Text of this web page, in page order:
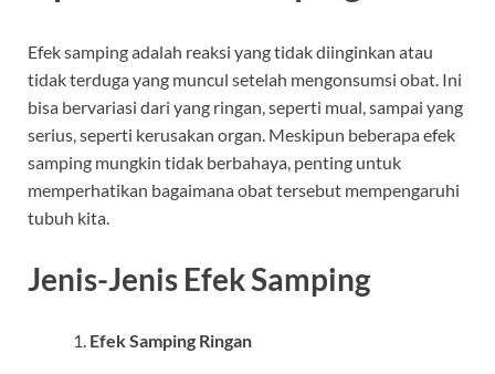
Efek samping adalah reaksi yang tidak diinginkan atau
tidak terduga yang muncul setelah mengonsumsi obat. Ini
bisa bervariasi dari yang ringan, seperti mual, sampai yang
serius, seperti kerusakan organ. Meskipun beberapa efek
samping mungkin tidak berbahaya, penting untuk
memperhatikan bagaimana obat tersebut mempengaruhi
tubuh kita.
Jenis-Jenis Efek Samping
Efek Samping Ringan